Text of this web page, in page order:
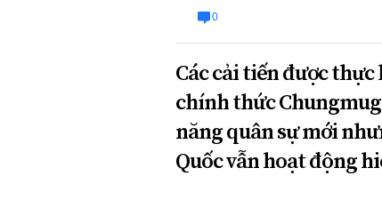
ĐA CHIỀU
0
Các cải tiến được
chính thức
năng quân sự mới
Quốc vẫn hoạt động